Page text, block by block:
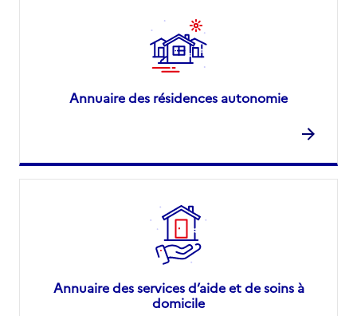
Annuaire des résidences autonomie
Annuaire des services d’aide et de soins à
domicile